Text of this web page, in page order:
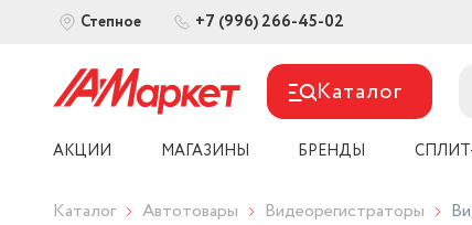
Степное +7 (996) 266-45-02
Каталог
АКЦИИ МАГАЗИНЫ БРЕНДЫ
Каталог Автотовары Видеорегистраторы